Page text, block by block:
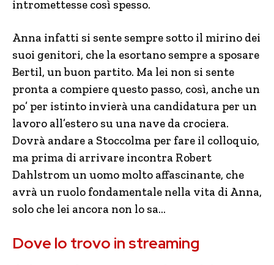
intromettesse così spesso.
Anna infatti si sente sempre sotto il mirino dei
suoi genitori, che la esortano sempre a sposare
Bertil, un buon partito. Ma lei non si sente
pronta a compiere questo passo, così, anche un
po’ per istinto invierà una candidatura per un
lavoro all’estero su una nave da crociera.
Dovrà andare a Stoccolma per fare il colloquio,
ma prima di arrivare incontra Robert
Dahlstrom un uomo molto affascinante, che
avrà un ruolo fondamentale nella vita di Anna,
solo che lei ancora non lo sa…
Dove lo trovo in streaming